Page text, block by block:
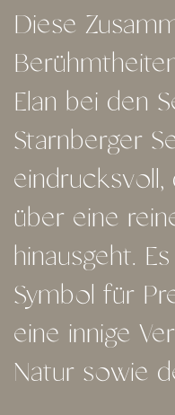
Diese
Elan bei den
Starnberger
eindrucksvoll,
über eine
hinausgeht.
Symbol für
eine innige
Natur sowie